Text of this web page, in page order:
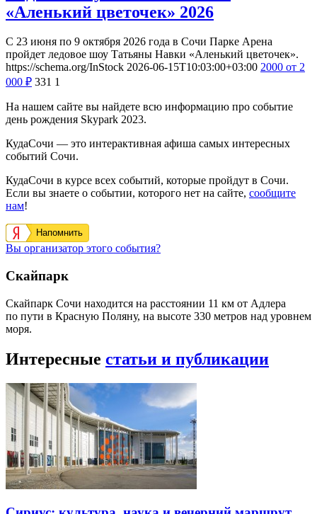
«Аленький цветочек» 2026
С 23 июня по 9 октября 2026 года в Сочи Парке Арена
пройдет ледовое шоу Татьяны Навки «Аленький цветочек».
https://schema.org/InStock 2026-06-15T10:03:00+03:00 2000 от 2
000 ₽ 331 1
На нашем сайте вы найдете всю информацию про событие
день рождения Skypark 2023.
КудаСочи — это интерактивная афиша самых интересных
событий Сочи.
КудаСочи в курсе всех событий, которые пройдут в Сочи.
Если вы знаете о событии, которого нет на сайте, сообщите
нам!
Напомнить
Вы организатор этого события?
Скайпарк
Скайпарк Сочи находится на расстоянии 11 км от Адлера
по пути в Красную Поляну, на высоте 330 метров над уровнем
моря.
Интересные статьи и публикации